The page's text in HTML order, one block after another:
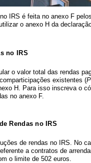
IRS é feita no anexo F pelos
o anexo H da
no IRS
ovalor total das rendas
existentes (
H. Para isso inscreva o
no anexo F.
Rendas no IRS
de rendas no IRS. No
a contratos de
o limite de 502 euros.